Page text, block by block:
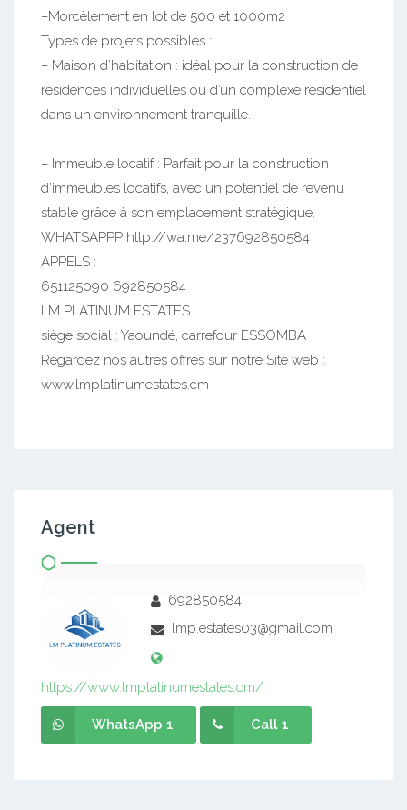
–Morcèlement en lot de 500 et 1000m2
Types de projets possibles :
– Maison d’habitation : idéal pour la construction de
résidences individuelles ou d’un complexe résidentiel
dans un environnement tranquille.
– Immeuble locatif : Parfait pour la construction
d’immeubles locatifs, avec un potentiel de revenu
stable grâce à son emplacement stratégique.
WHATSAPPP http://wa.me/237692850584
APPELS :
651125090 692850584
LM PLATINUM ESTATES
siège social : Yaoundé, carrefour ESSOMBA
Regardez nos autres offres sur notre Site web :
www.lmplatinumestates.cm
Agent
692850584
lmp.estates03@gmail.com
https://www.lmplatinumestates.cm/
WhatsApp 1 Call 1